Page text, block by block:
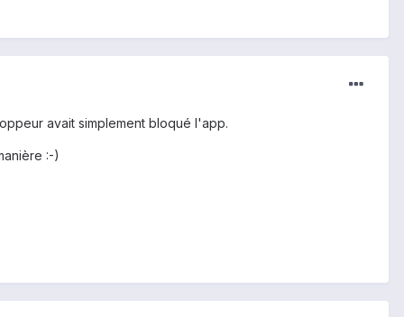
avait simplement bloqué l'app.
:-)